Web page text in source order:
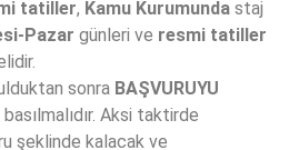
tatiller, Kamu Kurumundastaj
Pazar günleri ve resmi tatiller
sonra BAŞVURUYU
Aksi taktirde
şeklinde kalacak ve